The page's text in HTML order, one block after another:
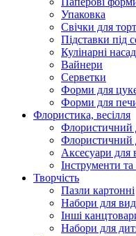
Упаковка
Свічки для
Підставки під
Кулінарні
Вайнери
Серветки
Форми для
Форми для
Флористика, весілля
Флористичний
Флористичний
Аксесуари для
Інструменти
Творчість
Пазли картонні
Набори для
Інші
Набори для